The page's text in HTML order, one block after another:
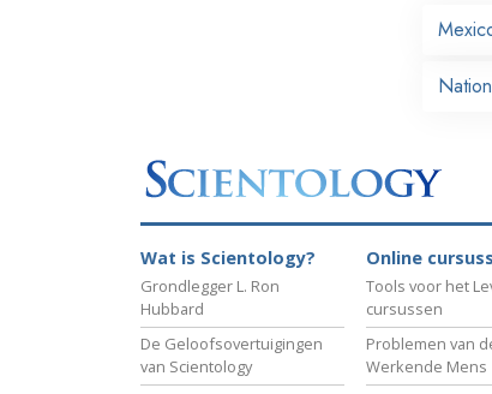
Wat is Scientology?
Grondlegger L. Ron
Hubbard
De Geloofsovertuigingen
van Scientology
Online
Tools voor het
cursussen
Problemen van
Werkende Mens